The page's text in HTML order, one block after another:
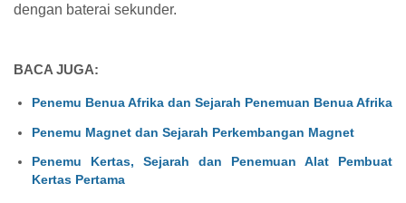
dengan baterai sekunder.
BACA JUGA:
Penemu Benua Afrika dan Sejarah Penemuan Benua Afrika
Penemu Magnet dan Sejarah Perkembangan Magnet
Penemu Kertas, Sejarah dan Penemuan Alat Pembuat
Kertas Pertama